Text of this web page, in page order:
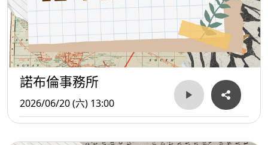
諾布倫事務所
2026/06/20 (六) 13:00